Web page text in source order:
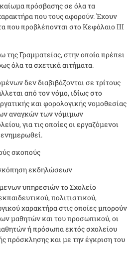
πρόσβασης σε όλα τα
που τους αφορούν. Έχουν
που προβλέπονται στο Κεφάλαιο ΙΙΙ
της Γραμματείας, στην οποία πρέπει
όλα τα σχετικά αιτήματα.
δεν διαβιβάζονται σε τρίτους
από τον νόμο, ιδίως στο
και φορολογικής νομοθεσίας
αναγκών των νόμιμων
για τις οποίες οι εργαζόμενοι
σκοπούς
εκδηλώσεων
υπηρεσιών το Σχολείο
πολιτιστικού,
χαρακτήρα στις οποίες μπορούν
μαθητών και του προσωπικού, οι
ή πρόσωπα εκτός σχολείου
πρόσκλησης και με την έγκριση του